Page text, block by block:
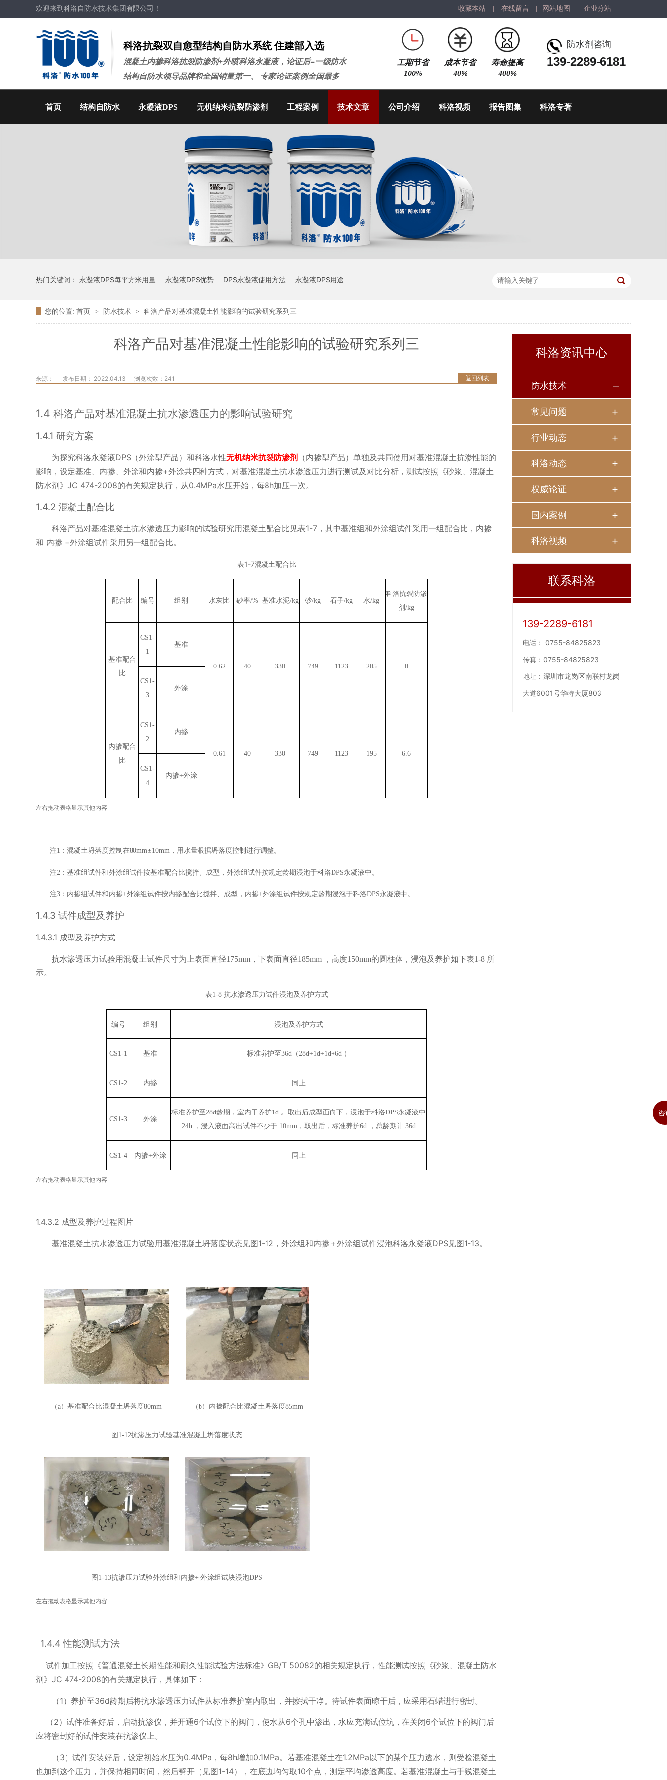
收藏本站 在线留言 网站地图 企业分站
欢迎来到科洛自防水技术集团有限公司！
科洛抗裂双自愈型结构自防水系统 住建部入选
混凝土内掺科洛抗裂防渗剂+外喷科洛永凝液，论证后=一级防水
结构自防水领导品牌和全国销量第一、 专家论证案例全国最多
防水剂咨询
139-2289-6181
工期节省
100%
成本节省
40%
寿命提高
400%
首页 结构自防水 永凝液DPS 无机纳米抗裂防渗剂 工程案例 技术文章 公司介绍 科洛视频 报告图集 科洛专著
热门关键词： 永凝液DPS每平方米用量 永凝液DPS优势 DPS永凝液使用方法 永凝液DPS用途
您的位置: 首页 > 防水技术 > 科洛产品对基准混凝土性能影响的试验研究系列三
科洛产品对基准混凝土性能影响的试验研究系列三
返回列表
来源： 发布日期： 2022.04.13 浏览次数： 241
1.4 科洛产品对基准混凝土抗水渗透压力的影响试验研究
1.4.1 研究方案
为探究科洛永凝液DPS （外涂型产品）和科洛水性无机纳米抗裂防渗剂
（内掺型产品）单独及共同使用对基准混凝土抗渗性能的
影响，设定基准、内掺、外涂和内掺+外涂共四种方式，对基准混凝土抗水渗透压力进行测试及对比分析，测试按照《砂浆、混凝土
防水剂》 JC 474-2008的有关规定执行，从0.4MPa水压开始，每8h加压一次。
1.4.2 混凝土配合比
科洛产品对基准混凝土抗水渗透压力影响的试验研究用混凝土配合比见表1-7 ，其中基准组和外涂组试件采用一组配合比，内掺
和 内掺 +外涂组试件采用另一组配合比。
表1-7混凝土配合比
配合比 编号 组别 水灰比 砂率/% 基准水泥/kg 砂/kg 石子/kg 水/kg
科洛抗裂防渗
剂 /kg
基准配合
比
CS1-
1
基准
0.62 40 330 749 1123 205
0
CS1-
3
外涂
内掺配合
比
CS1-
2
内掺
0.61 40 330 749 1123 195
6.6
CS1-
4
内掺+外涂
左右拖动表格显示其他内容
注1 ：混凝土坍落度控制在80mm±10mm ，用水量根据坍落度控制进行调整。
注2 ：基准组试件和外涂组试件按基准配合比搅拌、成型，外涂组试件按规定龄期浸泡于科洛DPS永凝液中。
注3 ：内掺组试件和内掺+外涂组试件按内掺配合比搅拌、成型，内掺+外涂组试件按规定龄期浸泡于科洛DPS永凝液中。
1.4.3 试件成型及养护
1.4.3.1 成型及养护方式
抗水渗透压力试验用混凝土试件尺寸为上表面直径175mm ，下表面直径185mm ，高度150mm的圆柱体，浸泡及养护如下表1-8 所
示。
表1-8 抗水渗透压力试件浸泡及养护方式
编号 组别 浸泡及养护方式
CS1-1 基准 标准养护至36d（28d+1d+1d+6d ）
CS1-2 内掺 同上
CS1-3 外涂
标准养护至28d龄期，室内干养护1d 。取出后成型面向下，浸泡于科洛DPS永凝液中
24h
，浸入液面高出试件不少于 10mm，取出后，标准养护6d ，总龄期计 36d
CS1-4 内掺+外涂 同上
左右拖动表格显示其他内容
1.4.3.2 成型及养护过程图片
基准混凝土抗水渗透压力试验用基准混凝土坍落度状态见图1-12 ，外涂组和内掺＋外涂组试件浸泡科洛永凝液DPS见图1-13。
（a）基准配合比混凝土坍落度80mm （b）内掺配合比混凝土坍落度85mm
图 1-12抗渗压力试验基准混凝土坍落度状态
图 1-13抗渗压力试验外涂组和内掺+ 外涂组试块浸泡DPS
左右拖动表格显示其他内容
1.4.4性能测试方法
试件加工按照《普通混凝土长期性能和耐久性能试验方法标准》 GB/T 50082的相关规定执行，性能测试按照《砂浆、混凝土防水
剂》 JC 474-2008的有关规定执行，具体如下：
（1）养护至36d龄期后将抗水渗透压力试件从标准养护室内取出，并擦拭干净。待试件表面晾干后，应采用石蜡进行密封。
（2）试件准备好后，启动抗渗仪，并开通6个试位下的阀门，使水从6个孔中渗出，水应充满试位坑，在关闭6个试位下的阀门后
应将密封好的试件安装在抗渗仪上。
（3）试件安装好后，设定初始水压为0.4MPa ，每8h增加0.1MPa。若基准混凝土在1.2MPa以下的某个压力透水，则受检混凝土
也加到这个压力，并保持相同时间，然后劈开（见图1-14），在底边均匀取10个点，测定平均渗透高度。若基准混凝土与手贱混凝土
科洛资讯中心
防水技术
常见问题
行业动态
科洛动态
权威论证
国内案例
科洛视频
联系科洛
139-2289-6181
电话： 0755-84825823
传真： 0755-84825823
地址： 深圳市龙岗区南联村龙岗
大道6001号华特大厦803
咨